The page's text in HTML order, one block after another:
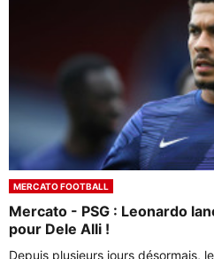
MERCATO FOOTBALL
Mercato - PSG : Leonardo
pour Dele Alli !
Depuis plusieurs jours désormais,